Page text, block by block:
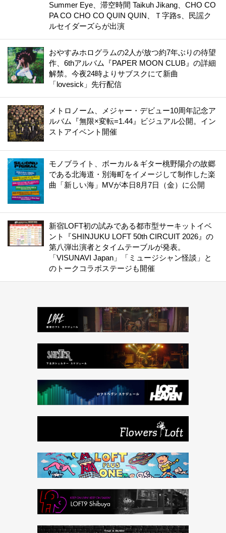
Summer Eye、滞空時間 Taikuh Jikang、CHO CO
PA CO CHO CO QUIN QUIN、Ｔ字路s、民謡ク
ルセイダーズらが出演
おやすみホログラムの2人が放つ約7年ぶりの待望
作、6thアルバム『PAPER MOON CLUB』の詳細
解禁。今夜24時よりサブスクにて新曲
「lovesick」先行配信
メトロノーム、メジャー・デビュー10周年記念ア
ルバム『無限×変転=1.44』ビジュアル公開。イン
ストアイベント開催
モノブライト、ボーカル＆ギター桃野陽介の故郷
である北海道・別海町をイメージして制作した楽
曲「新しい海」MVが本日8月7日（金）に公開
新宿LOFT初の試みである都市型サーキットイベ
ント『SHINJUKU LOFT 50th CIRCUIT 2026』の
第八弾出演者とタイムテーブルが発表。
「VISUNAVI Japan」「ミュージシャン怪談」と
のトークコラボステージも開催